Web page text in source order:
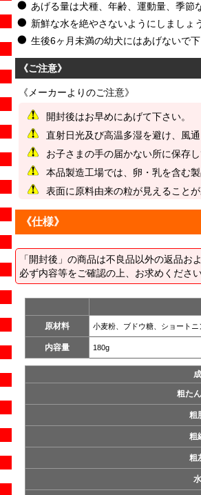
あげる量は犬種、年齢、運動量、季節
新鮮な水を絶やさないようにしましょ
生後6ヶ月未満の幼犬にはあげないで
《ご注意》
《メーカーよりのご注意》
開封後はお早めにあげて下さい。
直射日光及び高温多湿を避け、風
お子さまの手の届かない所に保存し
本品製造工場では、卵・乳を含む製
表面に原料由来の粒が見えること
《仕様》
「開封後」の商品は不良品以外の返品お
必ず内容等をご確認の上、お求めください
原材料
小麦粉、ブドウ糖、ショート
内容量 180g
粗た
粗
粗
粗